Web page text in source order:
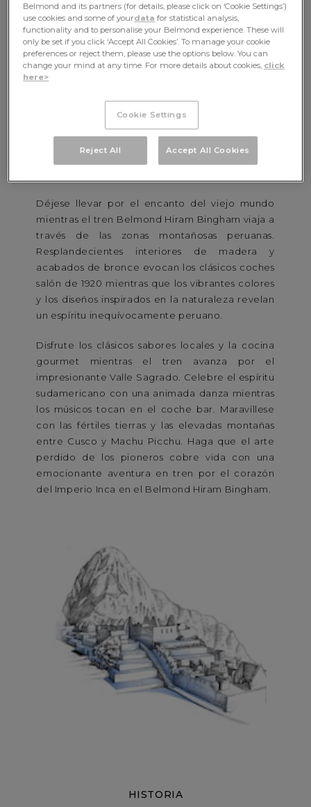
GASTRONOMÍA
SENSACIONAL Y
BAILE AL RITMO DEL
FASCINANTE VIAJE A
LOS ANDES
Déjese llevar por el encanto del viejo mundo
mientras el tren Belmond Hiram Bingham viaja a
través de las zonas montañosas peruanas.
Resplandecientes interiores de madera y
acabados de bronce evocan los clásicos coches
salón de 1920 mientras que los vibrantes colores
y los diseños inspirados en la naturaleza revelan
un espíritu inequívocamente peruano.
Disfrute los clásicos sabores locales y la cocina
gourmet mientras el tren avanza por el
impresionante Valle Sagrado. Celebre el espíritu
sudamericano con una animada danza mientras
los músicos tocan en el coche bar. Maravíllese
con las fértiles tierras y las elevadas montañas
entre Cusco y Machu Picchu. Haga que el arte
perdido de los pioneros cobre vida con una
emocionante aventura en tren por el corazón
del Imperio Inca en el Belmond Hiram Bingham.
HISTORIA
Belmond and its partners (for details, please click on ‘Cookie Settings’)
use cookies and some of yourdata for statistical analysis,
functionality and to personalise your Belmond experience. These will
only be set if you click ‘Accept All Cookies’. To manage your cookie
preferences or reject them, please use the options below. You can
change your mind at any time. For more details about cookies, click
here>
Cookie Settings
Reject All Accept All Cookies